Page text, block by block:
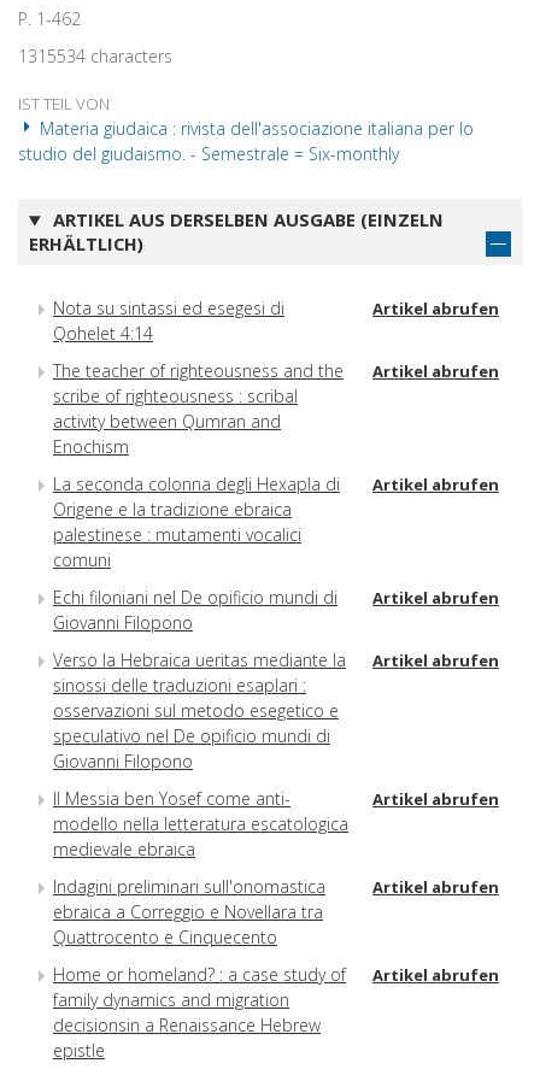
P. 1-462
1315534 characters
IST TEIL VON
Materia giudaica : rivista dell'associazione italiana per lo
studio del giudaismo. - Semestrale = Six-monthly
ARTIKEL AUS DERSELBEN AUSGABE (EINZELN
ERHÄLTLICH)
Nota su sintassi ed esegesi di
Qohelet 4:14
Artikel abrufen
The teacher of righteousness and the
scribe of righteousness : scribal
activity between Qumran and
Enochism
Artikel abrufen
La seconda colonna degli Hexapla di
Origene e la tradizione ebraica
palestinese : mutamenti vocalici
comuni
Artikel abrufen
Echi filoniani nel De opificio mundi di
Giovanni Filopono
Artikel abrufen
Verso la Hebraica ueritas mediante la
sinossi delle traduzioni esaplari :
osservazioni sul metodo esegetico e
speculativo nel De opificio mundi di
Giovanni Filopono
Artikel abrufen
Il Messia ben Yosef come anti-
modello nella letteratura escatologica
medievale ebraica
Artikel abrufen
Indagini preliminari sull'onomastica
ebraica a Correggio e Novellara tra
Quattrocento e Cinquecento
Artikel abrufen
Home or homeland? : a case study of
family dynamics and migration
decisionsin a Renaissance Hebrew
epistle
Artikel abrufen